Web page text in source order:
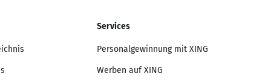
Services
Personalgewinnung mit XING
Werben auf XING